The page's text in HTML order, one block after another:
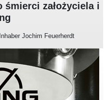
śmierci założyciela i
Jochim Feuerherdt